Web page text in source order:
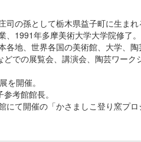
司の孫として栃木県益子町に生まれ
1991年多摩美術大学大学院修了。
各地、世界各国の美術館、大学、
での展覧会、講演会、陶芸ワーク
を開催。
考館館長。
にて開催の「かさましこ登り窯プ